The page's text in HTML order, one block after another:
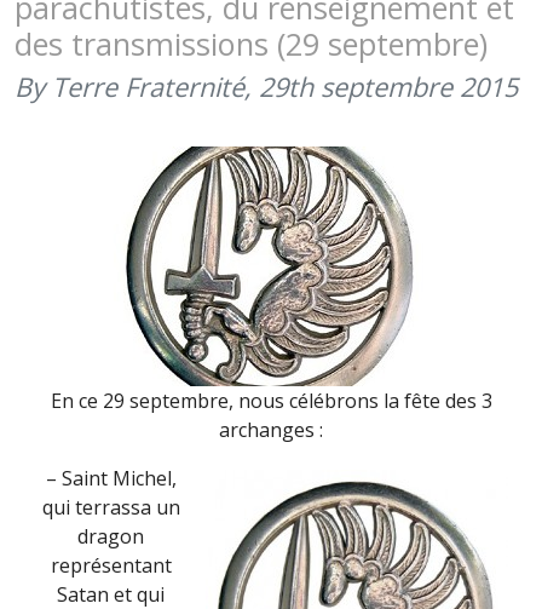
MATÉRIEL
(1ER
des transmissions (29 septembre)
By Terre Fraternité, 29th septembre 2015
En ce 29 septembre, nous célébrons la fête des 3
archanges :
– Saint Michel,
qui terrassa un
dragon
représentant
Satan et qui